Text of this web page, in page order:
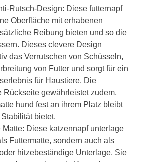
Rutsch-Design: Diese futternapf
Oberfläche mit erhabenen
Reibung bieten und so die
Dieses clevere Design
das Verrutschen von Schüsseln,
von Futter und sorgt für ein
für Haustiere. Die
Rückseite gewährleistet zudem,
hund fest an ihrem Platz bleibt
bietet.
Matte: Diese katzennapf unterlage
Futtermatte, sondern auch als
hitzebeständige Unterlage. Sie